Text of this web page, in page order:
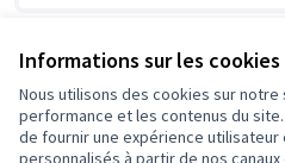
Informations sur les
Nous utilisons des cookies sur
performance et les contenus du
de fournir une expérience utilisateur
personnalisés à partir de nos canaux
Voir toutes les propositions
Conditions d'utilisation
Paramètres des cookies